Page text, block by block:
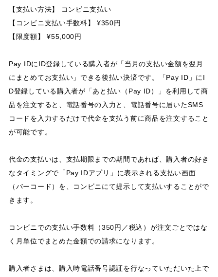
【支払い方法】 コンビニ支払い
【コンビニ支払い手数料】 ¥350円
【限度額】 ¥55,000円
Pay IDにID登録している購入者が「当月の支払い金額を翌月
にまとめてお支払い」できる後払い決済です。「Pay ID」にI
D登録している購入者が「あと払い（Pay ID）」を利用して商
品を注文すると、電話番号の入力と、電話番号に届いたSMS
コードを入力するだけで代金を支払う前に商品を注文すること
が可能です。
代金の支払いは、支払期限までの期間であれば、購入者の好き
なタイミングで「Pay IDアプリ」に表示される支払い画面
（バーコード）を、コンビニにて提示して支払いすることがで
きます。
コンビニでの支払い手数料（350円／税込）が注文ごとではな
く月単位でまとめた金額での請求になります。
購入者さまは、購入時電話番号認証を行なっていただいた上で